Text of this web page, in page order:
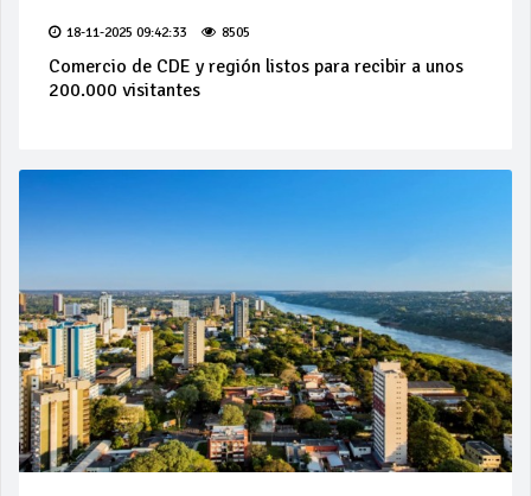
18-11-2025 09:42:33 8505
Comercio de CDE y región listos para recibir a unos
200.000 visitantes